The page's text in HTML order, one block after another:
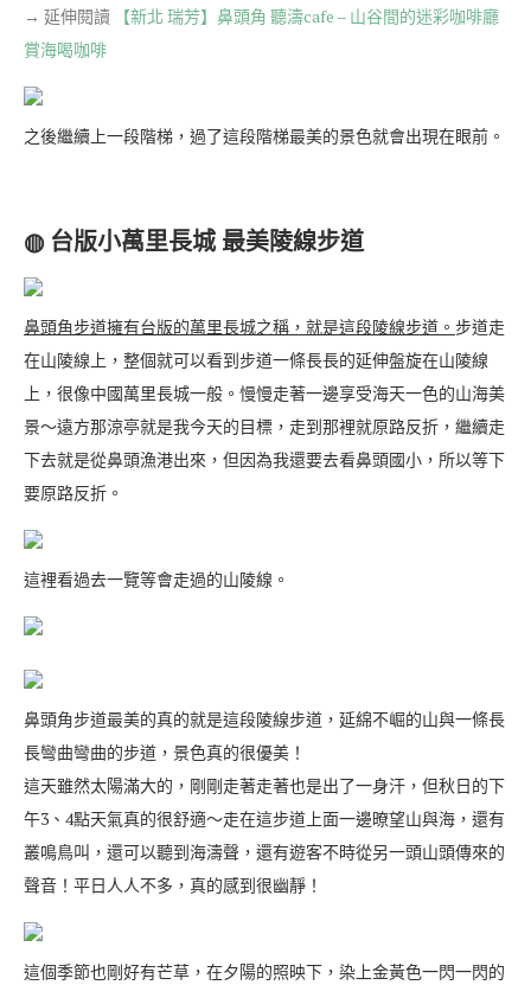
→ 延伸閱讀
【新北 瑞芳】鼻頭角 聽濤cafe – 山谷間的迷彩咖啡廳
賞海喝咖啡
之後繼續上一段階梯，過了這段階梯最美的景色就會出現在眼前。
◍ 台版小萬里長城 最美陵線步道
鼻頭角步道擁有台版的萬里長城之稱，就是這段陵線步道。 步道走
在山陵線上，整個就可以看到步道一條長長的延伸盤旋在山陵線
上，很像中國萬里長城一般。慢慢走著一邊享受海天一色的山海美
景～遠方那涼亭就是我今天的目標，走到那裡就原路反折，繼續走
下去就是從鼻頭漁港出來，但因為我還要去看鼻頭國小，所以等下
要原路反折。
這裡看過去一覽等會走過的山陵線。
鼻頭角步道最美的真的就是這段陵線步道，延綿不崛的山與一條長
長彎曲彎曲的步道，景色真的很優美！
這天雖然太陽滿大的，剛剛走著走著也是出了一身汗，但秋日的下
午3、4點天氣真的很舒適～走在這步道上面一邊暸望山與海，還有
叢鳴鳥叫，還可以聽到海濤聲，還有遊客不時從另一頭山頭傳來的
聲音！平日人人不多，真的感到很幽靜！
這個季節也剛好有芒草，在夕陽的照映下，染上金黃色一閃一閃的